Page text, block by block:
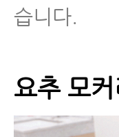
습니다.
요추 모